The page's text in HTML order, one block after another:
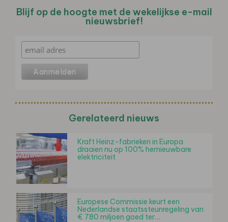
Blijf op de hoogte met de wekelijkse e-mail
nieuwsbrief!
Gerelateerd nieuws
Kraft Heinz-fabrieken in Europa
draaien nu op 100% hernieuwbare
elektriciteit
Europese Commissie keurt een
Nederlandse staatssteunregeling van
€ 780 miljoen goed ter…